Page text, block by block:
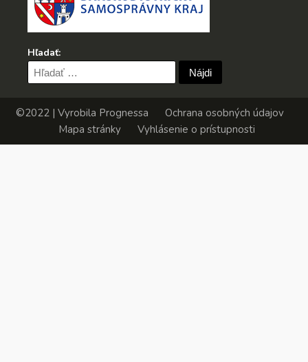
Hľadať:
Hľadať:
©2022 | Vyrobila Prognessa
Ochrana osobných údajov
Mapa stránky
Vyhlásenie o prístupnosti